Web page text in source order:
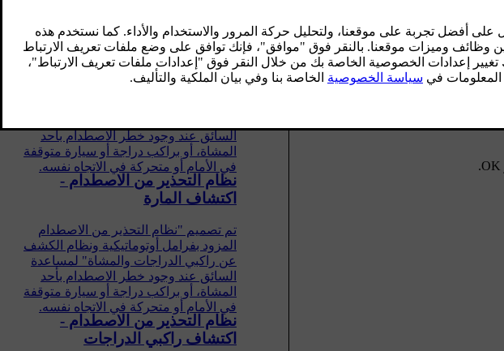
OK
.
OK
.
نظام التحذير من الاصطدام -
الوظيفة
تم تصميم "نظام التحذير من الاصطدام
السائق عند وجود خطر الاصطدام بأحد
المشاة، أو براكب دراجة أو سيارة متوقفة
في الأمام أو متحركة في الاتجاه نفسه.
نظام التحذير من الاصطدام -
اكتشاف المارة
تم تصميم "نظام التحذير من الاصطدام
المزود بفرامل أوتوماتيكية ونظام الكشف
عن راكبي الدراجات والمشاة" لمساعدة
السائق عند وجود خطر الاصطدام بأحد
المشاة، أو براكب دراجة أو سيارة متوقفة
في الأمام أو متحركة في الاتجاه نفسه.
نظام التحذير من الاصطدام -
اكتشاف راكبي الدراجات